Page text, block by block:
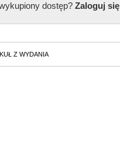
dostęp?Zaloguj się
Z WYDANIA